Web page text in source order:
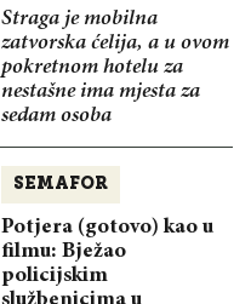
Straga je mobilna
zatvorska ćelija, a u ovom
pokretnom hotelu za
nestašne ima mjesta za
sedam osoba
SEMAFOR
Potjera (gotovo) kao u
filmu: Bježao
policijskim